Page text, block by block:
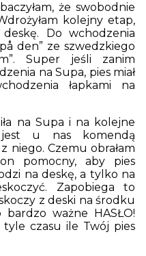
że swobodnie
kolejny etap,
Do wchodzenia
den” ze szwedzkiego
Super jeśli zanim
na Supa, pies miał
łapkami na
na Supa i na kolejne
jest u nas komendą
niego. Czemu obrałam
pomocny, aby pies
na deskę, a tylko na
Zapobiega to
z deski na środku
ważne HASŁO!
czasu ile Twój pies